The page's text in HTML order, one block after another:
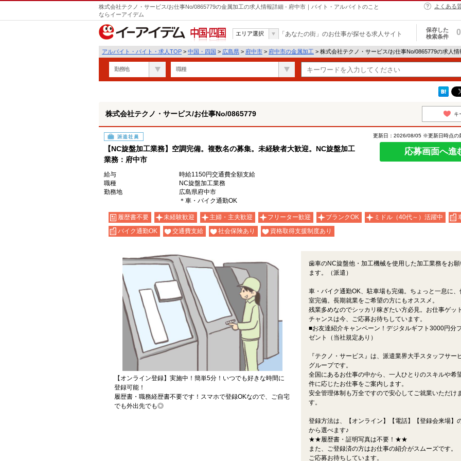
株式会社テクノ・サービス/お仕事No/0865779の金属加工の求人情報詳細 - 府中市｜バイト・アルバイトのこと
ならイーアイデム
よくある
中国・四国
エリア選択 「あなたの街」のお仕事が探せる求人サイト
保存した
検索条件
0
アルバイト・バイト・求人TOP > 中国・四国 > 広島県 > 府中市 > 府中市の金属加工 > 株式会社テクノ・サービス/お仕事No/0865779の求人情
勤務地 職種
株式会社テクノ・サービス/お仕事No/0865779 キ
派遣社員
【NC旋盤加工業務】空調完備。複数名の募集。未経験者大歓迎。NC旋盤加工
業務：府中市
更新日：2026/08/05 ※更新日時点の
応募画面へ進
給与
時給1150円交通費全額支給
職種
NC旋盤加工業務
勤務地
広島県府中市
＊車・バイク通勤OK
履歴書不要 未経験歓迎 主婦・主夫歓迎 フリーター歓迎 ブランクOK ミドル（40代～）活躍中
バイク通勤OK
交通費支給 社会保険あり 資格取得支援制度あり
【オンライン登録】実施中！簡単5分！いつでも好きな時間に
登録可能！
履歴書・職務経歴書不要です！スマホで登録OKなので、ご自宅
でも外出先でも◎
歯車のNC旋盤他・加工機械を使用した加工業務をお願
ます。（派遣）
車・バイク通勤OK、駐車場も完備。ちょっと一息に、
室完備。長期就業をご希望の方にもオススメ。
残業多めなのでシッカリ稼ぎたい方必見。お仕事ゲッ
チャンスは今、ご応募お待ちしています。
■お友達紹介キャンペーン！デジタルギフト3000円分
ゼント（当社規定あり）
『テクノ・サービス』は、派遣業界大手スタッフサー
グループです。
全国にあるお仕事の中から、一人ひとりのスキルや希
件に応じたお仕事をご案内します。
安全管理体制も万全ですので安心してご就業いただけま
す。
登録方法は、【オンライン】【電話】【登録会来場】
から選べます♪
★★履歴書・証明写真は不要！★★
また、ご登録済の方はお仕事の紹介がスムーズです。
ご応募お待ちしています。